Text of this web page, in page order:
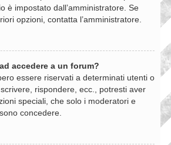
è impostato dall’amministratore. Se
opzioni, contatta l’amministratore.
accedere a un forum?
essere riservati a determinati utenti o
rispondere, ecc., potresti aver
speciali, che solo i moderatori e
concedere.